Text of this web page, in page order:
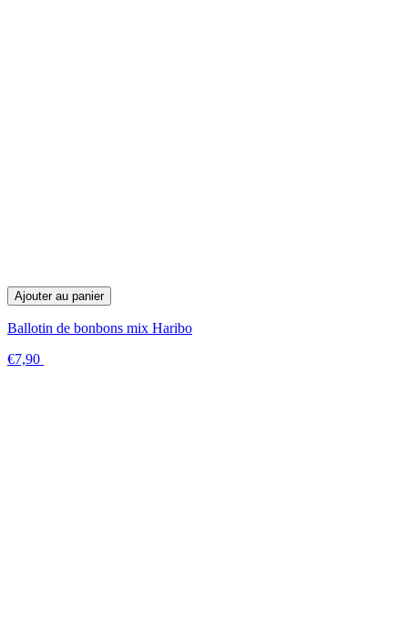
Ajouter au panier
Ballotin de bonbons mix Haribo
€7,90